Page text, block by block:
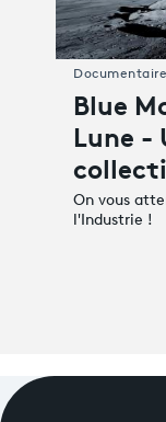
Blue
Lune -
On vous
l'Industrie !